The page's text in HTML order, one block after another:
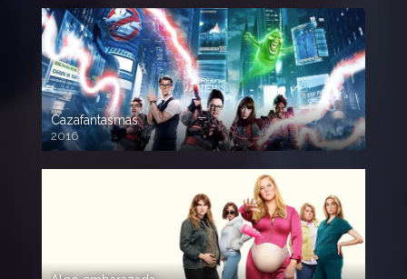
Cazafantasmas
2016
720p HD